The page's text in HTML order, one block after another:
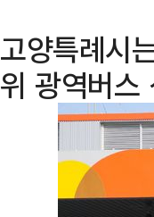
고양특례시
위 광역버